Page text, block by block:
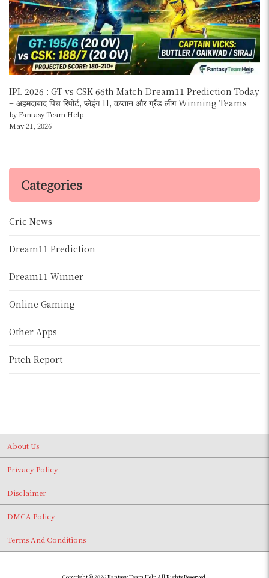
IPL 2026 : GT vs CSK 66th Match Dream11 Prediction Today
– अहमदाबाद पिच रिपोर्ट, प्लेइंग 11, कप्तान और ग्रैंड लीग Winning Teams
by Fantasy Team Help
May 21, 2026
Categories
Cric News
Dream11 Prediction
Dream11 Winner
Online Gaming
Other Apps
Pitch Report
About Us
Privacy Policy
Disclaimer
DMCA Policy
Terms And Conditions